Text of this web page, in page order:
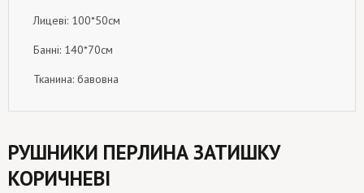
Лицеві: 100*50см
Банні: 140*70см
Тканина: бавовна
РУШНИКИ ПЕРЛИНА ЗАТИШКУ
КОРИЧНЕВІ